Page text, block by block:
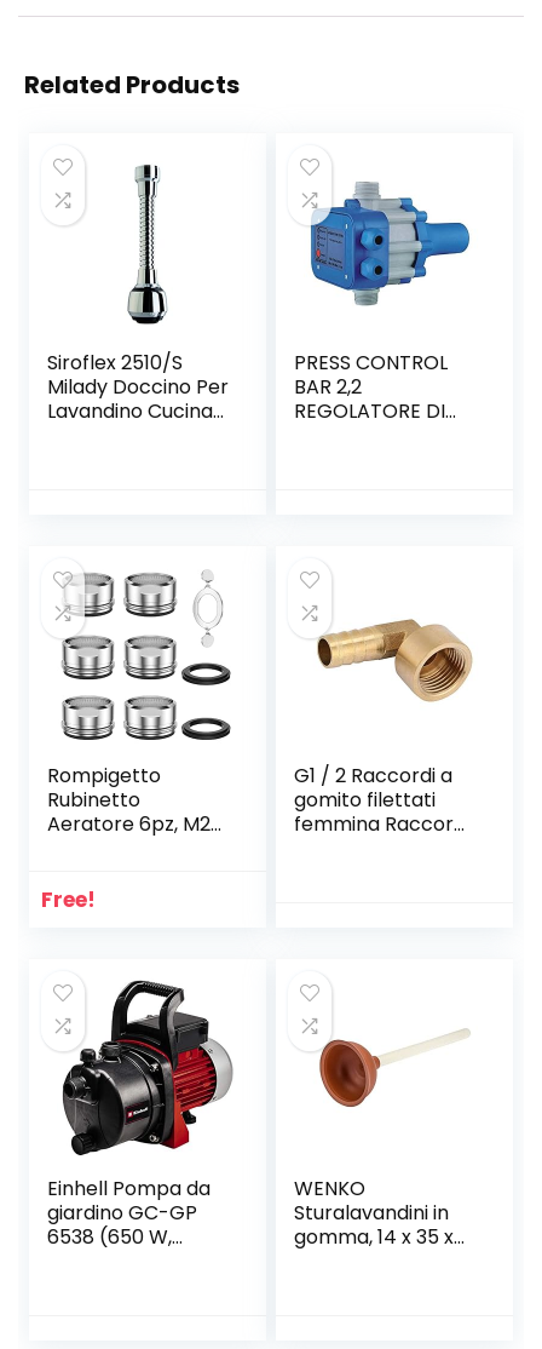
Related Products
Siroflex 2510/S
Milady Doccino Per
Lavandino Cucina
Areatore Per
Rubinetti |
Rompigetto
Rubinetto Cucina
PRESS CONTROL
BAR 2,2
REGOLATORE DI
Rompigetto
Rubinetto
Aeratore 6pz, M24
Cucina e Bagno,
Aereatori in ABS +
8 Guarnizioni e 1
Chiave Cromata
Free!
G1 / 2 Raccordi a
gomito filettati
femmina Raccordi
Einhell Pompa da
giardino GC-GP
6538 (650 W,
WENKO
Sturalavandini in
gomma, 14 x 35 x